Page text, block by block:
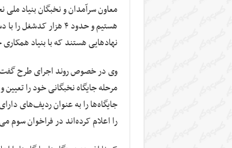
معاون سرآمدان و نخبگان بنیاد
هستیم و حدود ۴ هزار
نهادهایی هستند که با بنیاد
وی در خصوص روند اجرای طرح گفت:
مرحله جایگاه نخبگانی خود را
را اعلام کرده‌اند در فراخوان